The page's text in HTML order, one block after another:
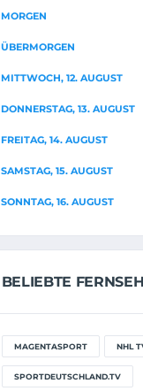
MORGEN
ÜBERMORGEN
MITTWOCH, 12. AUGUST
DONNERSTAG, 13. AUGUST
FREITAG, 14. AUGUST
SAMSTAG, 15. AUGUST
SONNTAG, 16. AUGUST
BELIEBTE
MAGENTASPORT NHL
SPORTDEUTSCHLAND.TV